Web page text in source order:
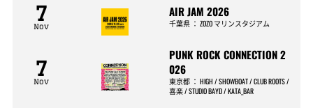
7
Nov
AIR JAM 2026
千葉県 ：ZOZO マリンスタジアム
7
Nov
PUNK ROCK CONNECTION 2
026
東京都 ：HIGH / SHOWBOAT / CLUB ROOTS /
喜楽 / STUDIO BAYD / KATA_BAR